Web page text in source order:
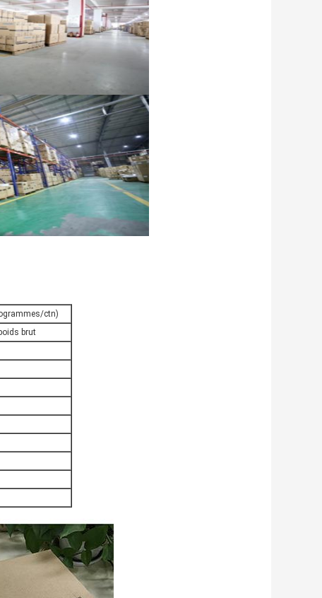
ctn)
brut